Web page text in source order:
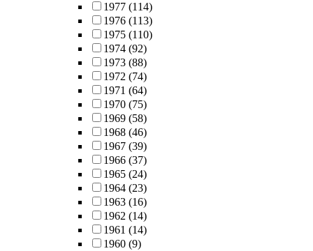
1977 (114)
1976 (113)
1975 (110)
1974 (92)
1973 (88)
1972 (74)
1971 (64)
1970 (75)
1969 (58)
1968 (46)
1967 (39)
1966 (37)
1965 (24)
1964 (23)
1963 (16)
1962 (14)
1961 (14)
1960 (9)